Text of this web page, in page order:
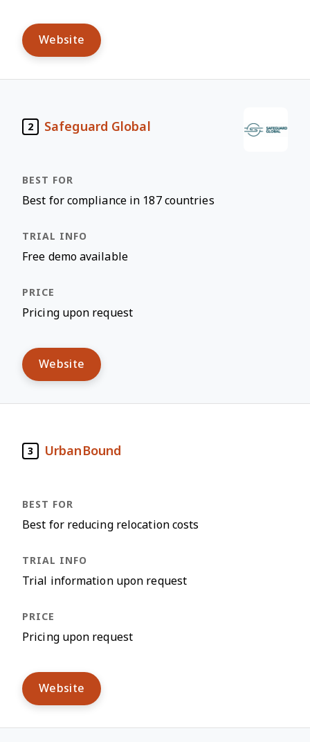
Website
2 Safeguard Global
Best for compliance in 187 countries
Free demo available
Pricing upon request
Website
3 UrbanBound
Best for reducing relocation costs
Trial information upon request
Pricing upon request
Website